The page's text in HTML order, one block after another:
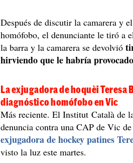
Después de discutir la camarera y
homófobo, el denunciante le tiró a
la barra y la camarera se devolvió
hirviendo que le habría
La exjugadora de hoquèi Teresa
diagnóstico homófobo en Vic
Más reciente. El Institut Català de
denuncia contra una CAP de Vic
exjugadora de hockey patines
visto la luz este martes.